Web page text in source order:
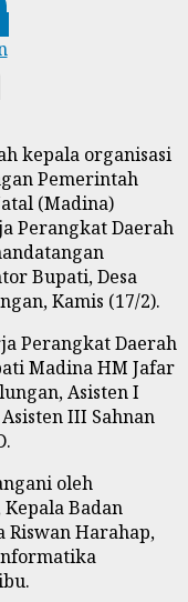
kepala organisasi
Pemerintah
(Madina)
Perangkat Daerah
Bupati, Desa
Kamis (17/2).
Perangkat Daerah
Madina HM Jafar
Asisten I
III Sahnan
oleh
Badan
Riswan Harahap,